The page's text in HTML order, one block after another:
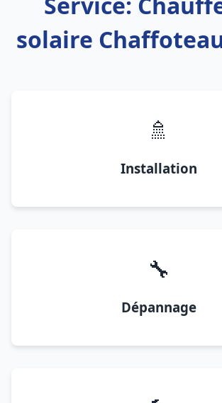
solaire
🚿
Installation
🔧
Dépannage